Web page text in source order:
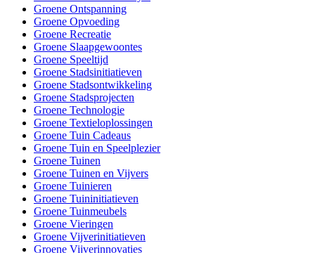
Groene Ontspanning
Groene Opvoeding
Groene Recreatie
Groene Slaapgewoontes
Groene Speeltijd
Groene Stadsinitiatieven
Groene Stadsontwikkeling
Groene Stadsprojecten
Groene Technologie
Groene Textieloplossingen
Groene Tuin Cadeaus
Groene Tuin en Speelplezier
Groene Tuinen
Groene Tuinen en Vijvers
Groene Tuinieren
Groene Tuininitiatieven
Groene Tuinmeubels
Groene Vieringen
Groene Vijverinitiatieven
Groene Vijverinnovaties